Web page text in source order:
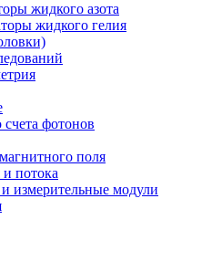
жидкого азота
жидкого гелия
фотонов
поля
потока
измерительные модули